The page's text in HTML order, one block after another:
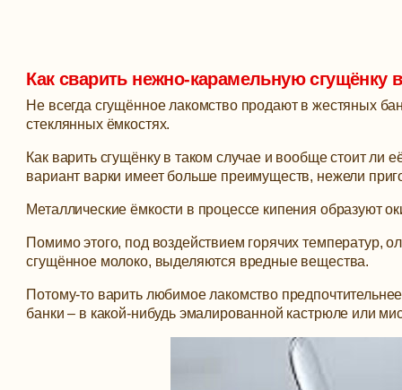
Как сварить нежно-карамельную сгущёнку
Не всегда сгущённое лакомство продают в жестяных
стеклянных ёмкостях.
Как варить сгущёнку в таком случае и вообще стоит ли
вариант варки имеет больше преимуществ, нежели
Металлические ёмкости в процессе кипения образуют
Помимо этого, под воздействием горячих температур,
сгущённое молоко, выделяются вредные вещества.
Потому-то варить любимое лакомство
банки – в какой-нибудь эмалированной кастрюле или